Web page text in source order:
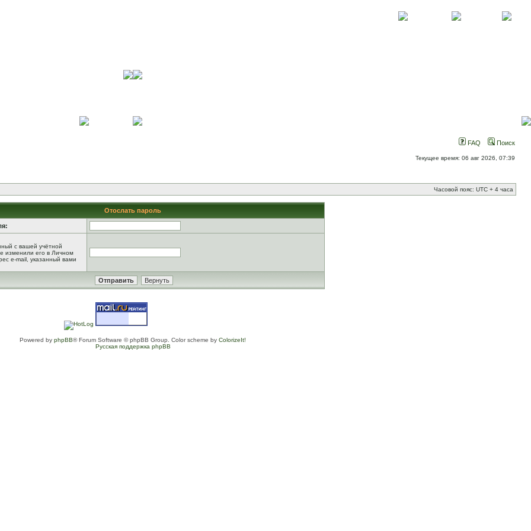
FAQ Поиск
Текущее время: 06 авг 2026, 07:39
Часовой пояс: UTC + 4 часа
Отослать пароль
с вашей учётной
изменили его в Личном
e-mail, указанный вами
Powered by phpBB® Forum Software © phpBB Group. Color scheme by ColorizeIt!
Русская поддержка phpBB